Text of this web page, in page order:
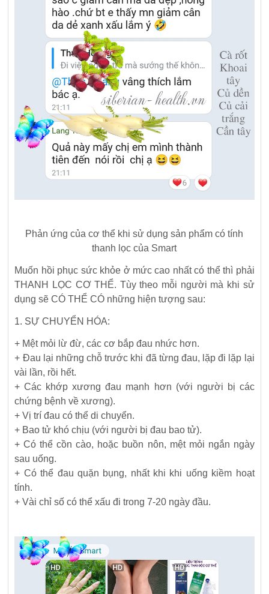
Phản ứng của cơ thể khi sử dụng sản phẩm có tính
thanh lọc của Smart
Muốn hồi phục sức khỏe ở mức cao nhất có thể thì phải
THANH LỌC CƠ THỂ. Tùy theo mỗi người mà khi sử
dụng sẽ CÓ THỂ CÓ những hiện tượng sau:
1. SỰ CHUYỂN HÓA:
+ Mệt mỏi lừ đừ, các cơ bắp đau nhức hơn.
+ Đau lại những chỗ trước khi đã từng đau, lặp đi lặp lại
vài lần, rồi hết.
+ Các khớp xương đau mạnh hơn (với người bị các
chứng bệnh về xương).
+ Vị trí đau có thể di chuyển.
+ Bao tử khó chịu (với người bị đau bao tử).
+ Có thể cồn cào, hoặc buồn nôn, mệt mỏi ngắn ngày
sau uống.
+ Có thể đau quặn bụng, nhất khi khi uống kiềm hoạt
tính.
+ Vài chỉ số có thể xấu đi trong 7-20 ngày đầu.